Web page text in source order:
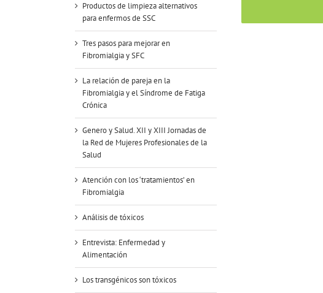
Productos de limpieza alternativos
para enfermos de SSC
Tres pasos para mejorar en
Fibromialgia y SFC
La relación de pareja en la
Fibromialgia y el Síndrome de Fatiga
Crónica
Genero y Salud. XII y XIII Jornadas de
la Red de Mujeres Profesionales de la
Salud
Atención con los ‘tratamientos’ en
Fibromialgia
Análisis de tóxicos
Entrevista: Enfermedad y
Alimentación
Los transgénicos son tóxicos